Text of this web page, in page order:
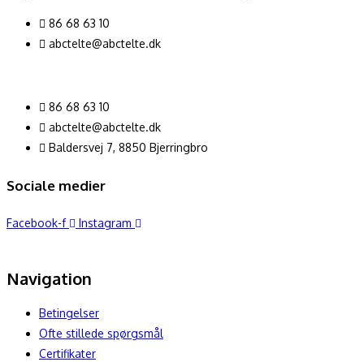
86 68 63 10
abctelte@abctelte.dk
86 68 63 10
abctelte@abctelte.dk
Baldersvej 7, 8850 Bjerringbro
Sociale medier
Facebook-f Instagram
Navigation
Betingelser
Ofte stillede spørgsmål
Certifikater